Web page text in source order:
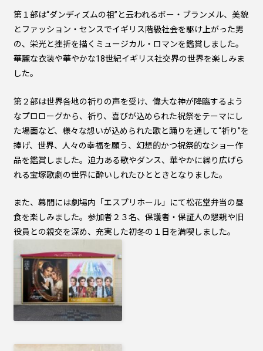
第１部は“ダンディズムの祖”と云われるボー・ブランメル、美貌
とファッション・センスでイギリス階級社会を駆け上がった男
の、栄光と挫折を描くミュージカル・ロマンを鑑賞しました。
華麗な衣装や華やかな18世紀イギリス社交界の世界を楽しみま
した。
第２部は世界各地の祈りの声を受け、偉大な神が降臨するよう
なプロローグから、祈り、喜びが込められた祝祭をテーマにし
た場面など、様々な想いが込められた歌と踊りを通して“祈り”を
捧げ、世界、人々の幸福を願う、幻想的かつ祝祭的なショー作
品を鑑賞しました。迫力ある歌やダンス、華やかに繰り広げら
れる宝塚歌劇の世界に酔いしれたひとときとなりました。
また、幕間には劇場内「エスプリホール」にて松花堂弁当の昼
食を楽しみました。参加者２３名、保護者・保証人の懇親や旧
役員との親交を深め、充実した初冬の１日を満喫しました。